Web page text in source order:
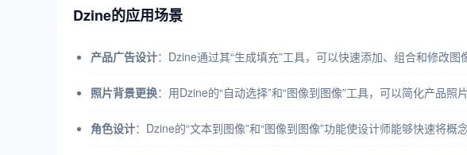
Dzine的应用场景
产品广告设计：Dzine通过其“生成填充”工具，可以快速添加、组合和修改
照片背景更换：用Dzine的“自动选择”和“图像到图像”工具，可以简化产品
角色设计：Dzine的“文本到图像”和“图像到图像”功能使设计师能够快速将